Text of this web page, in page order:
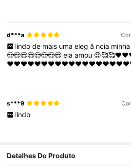
d***a
lindo de mais uma eleg â ncia minha
😍😍😍😍😍😍😍😍elaamou
s***9
lindo
Detalhes Do Produto
4,95 426K Seguidores